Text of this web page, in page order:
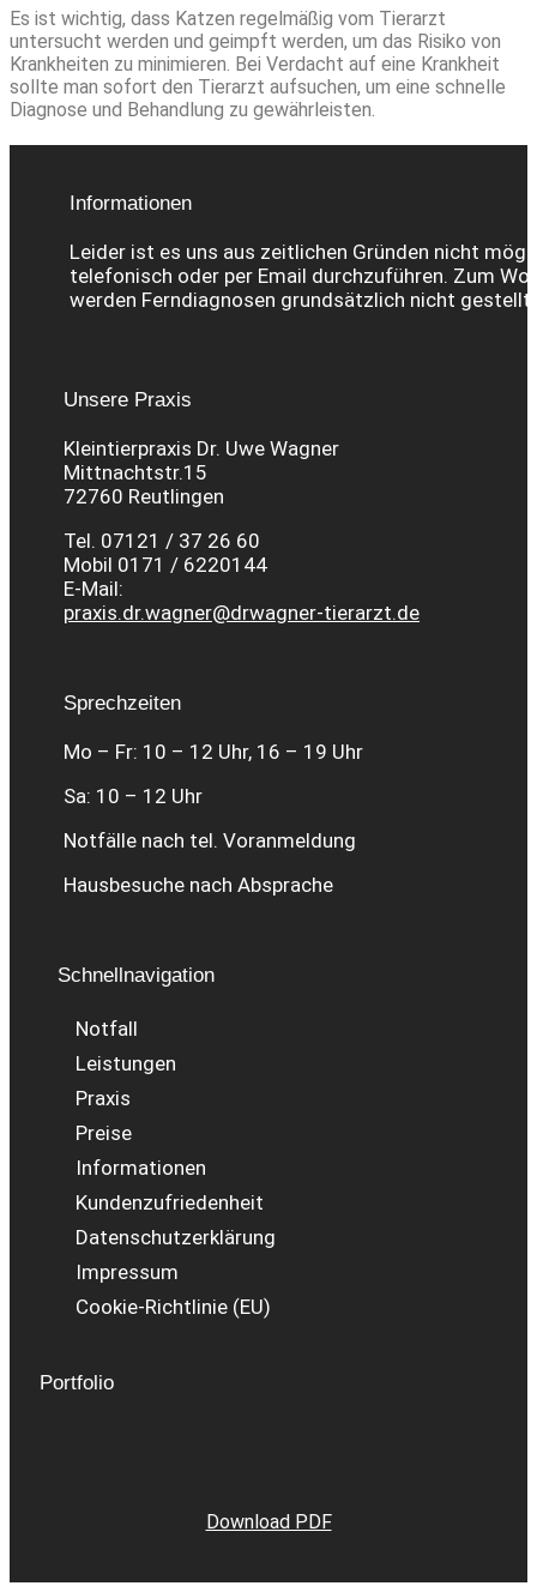
Es ist wichtig, dass Katzen regelmäßig vom Tierarzt
untersucht werden und geimpft werden, um das Risiko von
Krankheiten zu minimieren. Bei Verdacht auf eine Krankheit
sollte man sofort den Tierarzt aufsuchen, um eine schnelle
Diagnose und Behandlung zu gewährleisten.
Informationen
Leider ist es uns aus zeitlichen Gründen nicht
telefonisch oder per Email durchzuführen. Zum
werden Ferndiagnosen grundsätzlich nicht gestellt.
Unsere Praxis
Kleintierpraxis Dr. Uwe Wagner
Mittnachtstr.15
72760 Reutlingen
Tel. 07121 / 37 26 60
Mobil 0171 / 6220144
E-Mail:
praxis.dr.wagner@drwagner-tierarzt.de
Sprechzeiten
Mo – Fr: 10 – 12 Uhr, 16 – 19 Uhr
Sa: 10 – 12 Uhr
Notfälle nach tel. Voranmeldung
Hausbesuche nach Absprache
Schnellnavigation
Notfall
Leistungen
Praxis
Preise
Informationen
Kundenzufriedenheit
Datenschutzerklärung
Impressum
Cookie-Richtlinie (EU)
Portfolio
Download PDF